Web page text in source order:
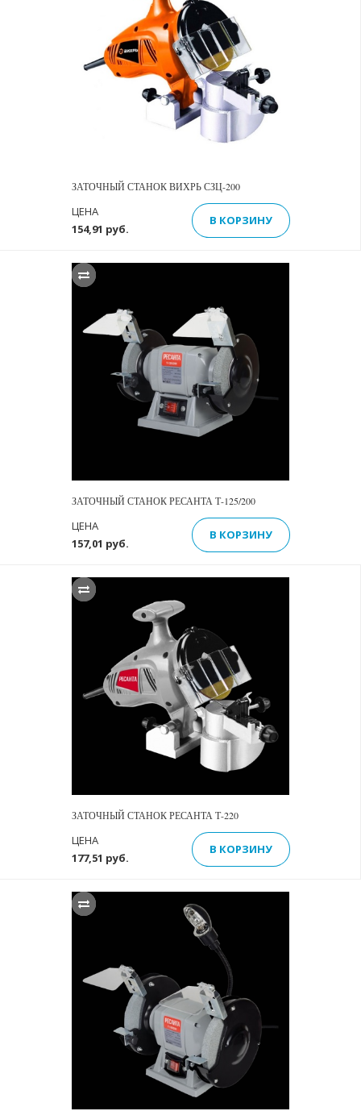
ЗАТОЧНЫЙ СТАНОК ВИХРЬ СЗЦ-200
154,91 руб.
ЦЕНА
В КОРЗИНУ
ЗАТОЧНЫЙ СТАНОК РЕСАНТА Т-125/200
157,01 руб.
ЦЕНА
В КОРЗИНУ
ЗАТОЧНЫЙ СТАНОК РЕСАНТА Т-220
177,51 руб.
ЦЕНА
В КОРЗИНУ